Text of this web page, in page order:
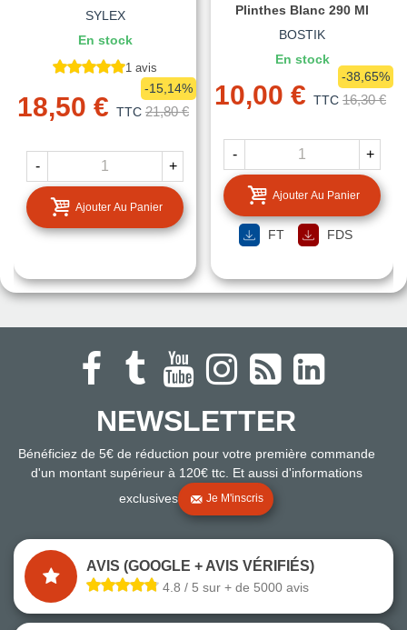
SYLEX
En stock
1 avis
18,50 € TTC 21,80 €
-15,14%
- +
Ajouter Au Panier
Plinthes Blanc 290 Ml
BOSTIK
En stock
10,00 € TTC 16,30 €
-38,65%
- +
Ajouter Au Panier
FT FDS
NEWSLETTER
Bénéficiez de 5€ de réduction pour votre première commande
d'un montant supérieur à 120€ ttc. Et aussi d'informations
exclusives
Je M'inscris
AVIS (GOOGLE + AVIS VÉRIFIÉS)
4.8 / 5 sur + de 5000 avis